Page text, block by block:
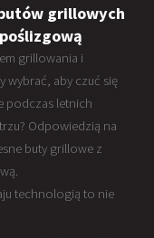
grillowych
grillowania i
wybrać, aby czuć się
podczas letnich
Odpowiedzią na
buty grillowe z
technologią to nie